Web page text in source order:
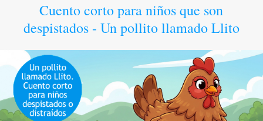
Cuento corto para niños que son
despistados - Un pollito llamado Llito